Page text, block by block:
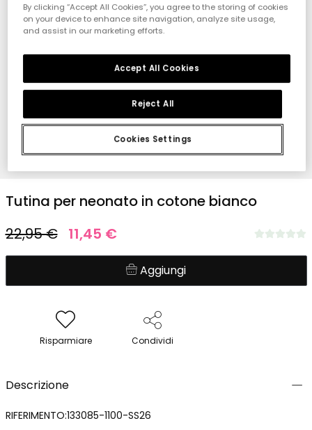
Tutina per neonato in cotone bianco
22,95 € 11,45 €
Aggiungi
Risparmiare Condividi
Descrizione
RIFERIMENTO:133085-1100-SS26
By clicking “Accept All Cookies”, you agree to the storing of cookies
on your device to enhance site navigation, analyze site usage,
and assist in our marketing efforts.
Cookies Settings
Reject All
Accept All Cookies